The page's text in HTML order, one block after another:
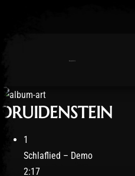
DRUIDENSTEIN
1
Schlaflied – Demo
2:17